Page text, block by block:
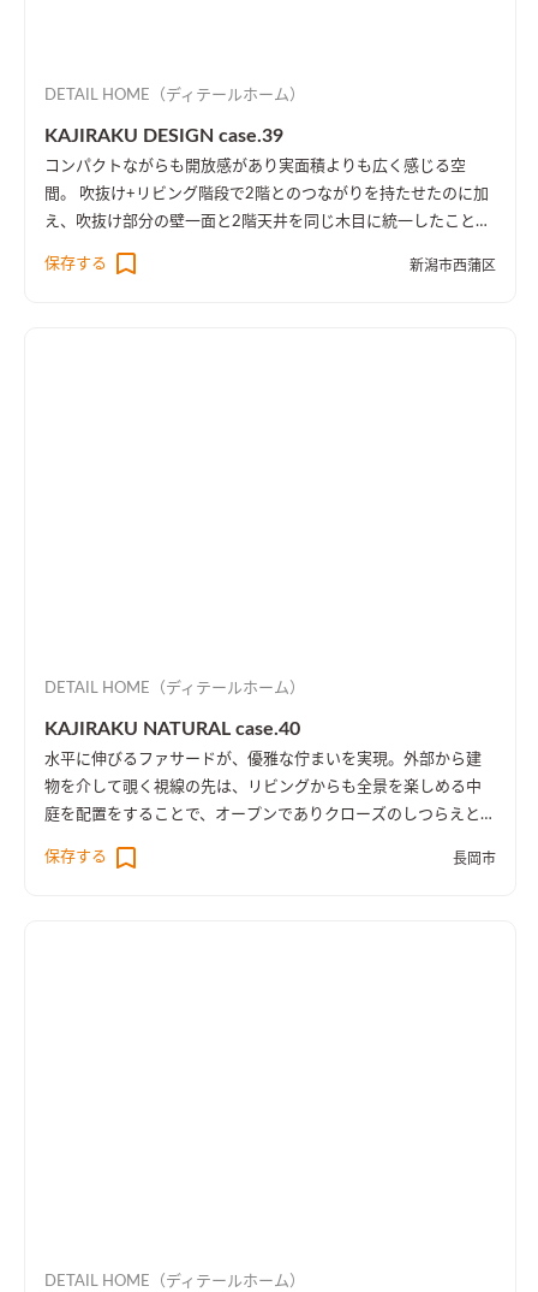
DETAIL HOME（ディテールホーム）
KAJIRAKU DESIGN case.39
コンパクトながらも開放感があり実面積よりも広く感じる空
間。 吹抜け+リビング階段で2階とのつながりを持たせたのに加
え、吹抜け部分の壁一面と2階天井を同じ木目に統一したことに
より、1階・2階の一体感を演出しました。 趣味のピアノ室は、
楽譜を整理する本棚を壁一面に設け、屋外への防音効果も担って
保存する 新潟市西蒲区
DETAIL HOME（ディテールホーム）
KAJIRAKU NATURAL case.40
水平に伸びるファサードが、優雅な佇まいを実現。外部から建
物を介して覗く視線の先は、リビングからも全景を楽しめる中
庭を配置をすることで、オープンでありクローズのしつらえとし
保存する
長岡市
DETAIL HOME（ディテールホーム）